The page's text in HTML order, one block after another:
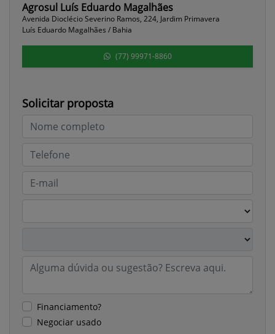
Agrosul Luís Eduardo Magalhães
Avenida Dioclécio Severino Ramos, 224, Jardim Primavera
Luís Eduardo Magalhães / Bahia
(77) 99971-8860
Solicitar proposta
Financiamento?
Negociar usado